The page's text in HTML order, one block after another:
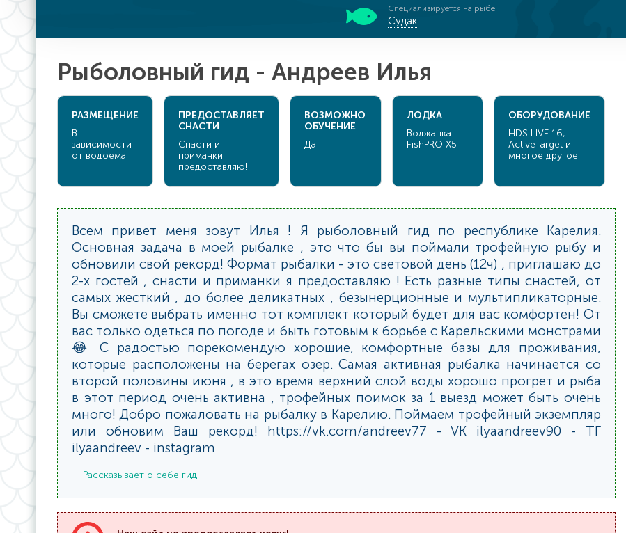
Специализируется на рыбе
Судак
Рыболовный гид - Андреев Илья
РАЗМЕЩЕНИЕ
В
зависимости
от водоёма!
ПРЕДОСТАВЛЯЕТ
СНАСТИ
Снасти и
приманки
предоставляю!
ВОЗМОЖНО
ОБУЧЕНИЕ
Да
ЛОДКА
Волжанка
FishPRO X5
ОБОРУДОВАНИЕ
HDS LIVE 16,
ActiveTarget и
многое другое.
Всем привет меня зовут Илья ! Я рыболовный гид по республике Карелия.
Основная задача в моей рыбалке , это что бы вы поймали трофейную рыбу и
обновили свой рекорд! Формат рыбалки - это световой день (12ч) , приглашаю до
2-х гостей , снасти и приманки я предоставляю ! Есть разные типы снастей, от
самых жесткий , до более деликатных , безынерционные и мультипликаторные.
Вы сможете выбрать именно тот комплект который будет для вас комфортен! От
вас только одеться по погоде и быть готовым к борьбе с Карельскими монстрами
😂 С радостью порекомендую хорошие, комфортные базы для проживания,
которые расположены на берегах озер. Самая активная рыбалка начинается со
второй половины июня , в это время верхний слой воды хорошо прогрет и рыба
в этот период очень активна , трофейных поимок за 1 выезд может быть очень
много! Добро пожаловать на рыбалку в Карелию. Поймаем трофейный экземпляр
или обновим Ваш рекорд! https://vk.com/andreev77 - VK ilyaandreev90 - ТГ
ilyaandreev - instagram
Рассказывает о себе гид